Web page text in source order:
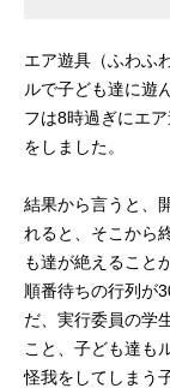
エア遊具（ふわふ
ルで子ども達に遊
フは8時過ぎにエ
をしました。
結果から言うと、
れると、そこから
も達が絶えること
順番待ちの行列が
だ、実行委員の学
こと、子ども達も
怪我をしてしまう